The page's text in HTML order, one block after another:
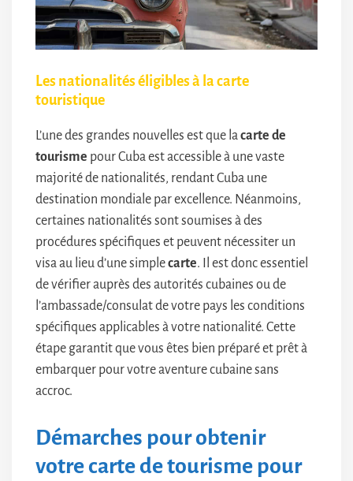
Les nationalités éligibles à la carte
touristique
L’une des grandes nouvelles est que lacarte de
tourisme pour Cuba est accessible à une vaste
majorité de nationalités, rendant Cuba une
destination mondiale par excellence. Néanmoins,
certaines nationalités sont soumises à des
procédures spécifiques et peuvent nécessiter un
visa au lieu d’une simplecarte. Il est donc essentiel
de vérifier auprès des autorités cubaines ou de
l’ambassade/consulat de votre pays les conditions
spécifiques applicables à votre nationalité. Cette
étape garantit que vous êtes bien préparé et prêt à
embarquer pour votre aventure cubaine sans
accroc.
Démarches pour obtenir
votre carte de tourisme pour